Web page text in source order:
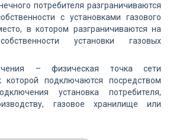
потребителя разграничиваются
с установками газового
в котором разграничиваются на
установки газовых
– физическая точка сети
которой подключаются посредством
установка потребителя,
газовое хранилище или